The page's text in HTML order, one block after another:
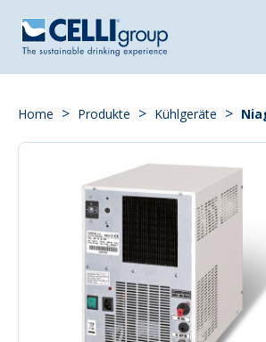
Home > Produkte > Kühlgeräte >